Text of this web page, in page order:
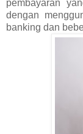
pembayaran
dengan
banking dan